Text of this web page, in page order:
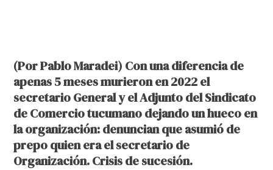
(Por Pablo Maradei) Con una diferencia de
apenas 5 meses murieron en 2022 el
secretario General y el Adjunto del Sindicato
de Comercio tucumano dejando un hueco en
la organización: denuncian que asumió de
prepo quien era el secretario de
Organización. Crisis de sucesión.